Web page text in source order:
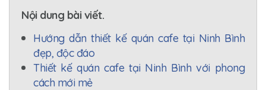
Nội dung bài viết.
Hướng dẫn thiết kế quán cafe tại Ninh Bình
đẹp, độc đáo
Thiết kế quán cafe tại Ninh Bình với phong
cách mới mẻ